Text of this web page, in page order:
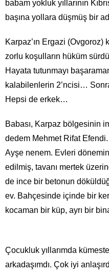
babam yokluk yıllarının
başına yollara düşmüş bir
Karpaz’ın Ergazi (Ovgoroz)
zorlu koşulların hüküm
Hayata tutunmayı
kalabilenlerin 2’ncisi…
Hepsi de erkek…
Babası, Karpaz bölgesinin
dedem Mehmet Rifat
Ayşe nenem. Evleri
edilmiş, tavanı mertek
de ince bir betonun
ev. Bahçesinde içinde bir
kocaman bir küp, ayrı bir
Çocukluk yıllarımda
arkadaşımdı. Çok iyi